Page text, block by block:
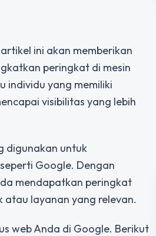
ini akan memberikan
peringkat di mesin
individu yang memiliki
visibilitas yang lebih
digunakan untuk
Google. Dengan
mendapatkan peringkat
atau layanan yang relevan.
web Anda di Google. Berikut